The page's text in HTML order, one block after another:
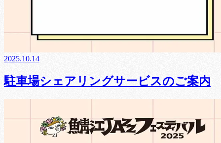
2025.10.14
駐車場シェアリングサービスのご案内